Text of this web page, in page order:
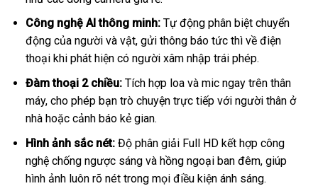
Công nghệ AI thông minh:Tự động phân biệt chuyển
động của người và vật, gửi thông báo tức thì về điện
thoại khi phát hiện có người xâm nhập trái phép.
Đàm thoại 2 chiều:Tích hợp loa và mic ngay trên thân
máy, cho phép bạn trò chuyện trực tiếp với người thân ở
nhà hoặc cảnh báo kẻ gian.
Hình ảnh sắc nét:Độ phân giải Full HD kết hợp công
nghệ chống ngược sáng và hồng ngoại ban đêm, giúp
hình ảnh luôn rõ nét trong mọi điều kiện ánh sáng.